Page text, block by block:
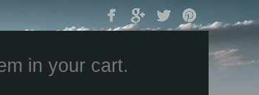
in your cart.